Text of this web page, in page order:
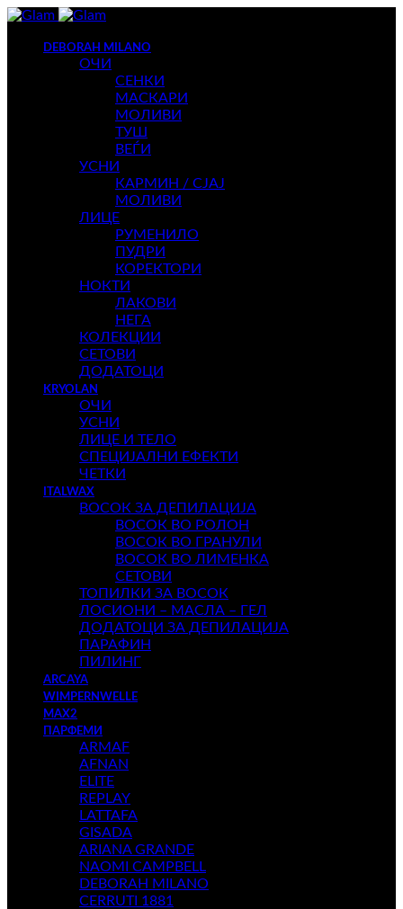
DEBORAH MILANO
ОЧИ
СЕНКИ
МАСКАРИ
МОЛИВИ
ТУШ
ВЕЃИ
УСНИ
КАРМИН / СЈАЈ
МОЛИВИ
ЛИЦЕ
РУМЕНИЛО
ПУДРИ
КОРЕКТОРИ
НОКТИ
ЛАКОВИ
НЕГА
КОЛЕКЦИИ
СЕТОВИ
ДОДАТОЦИ
KRYOLAN
ОЧИ
УСНИ
ЛИЦЕ И ТЕЛО
СПЕЦИЈАЛНИ ЕФЕКТИ
ЧЕТКИ
ITALWAX
ВОСОК ЗА ДЕПИЛАЦИЈА
ВОСОК ВО РОЛОН
ВОСОК ВО ГРАНУЛИ
ВОСОК ВО ЛИМЕНКА
СЕТОВИ
ТОПИЛКИ ЗА ВОСОК
ЛОСИОНИ – МАСЛА – ГЕЛ
ДОДАТОЦИ ЗА ДЕПИЛАЦИЈА
ПАРАФИН
ПИЛИНГ
ARCAYA
WIMPERNWELLE
MAX2
ПАРФЕМИ
ARMAF
AFNAN
ELITE
REPLAY
LATTAFA
GISADA
ARIANA GRANDE
NAOMI CAMPBELL
DEBORAH MILANO
CERRUTI 1881